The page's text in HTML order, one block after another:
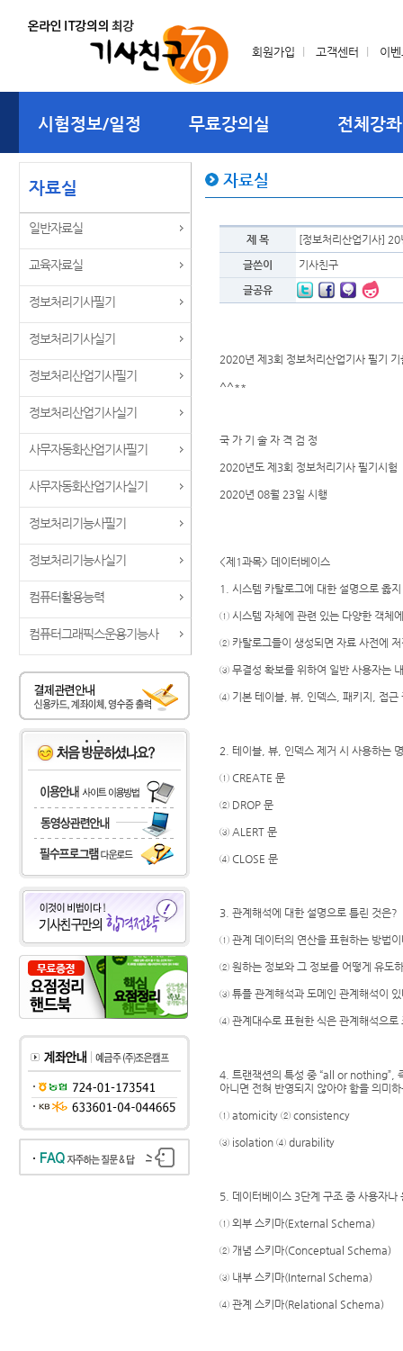
회원가입 고객센터 이
시험정보/일정 무료강의실 전체강좌
자료실
일반자료실
교육자료실
정보처리기사필기
정보처리기사실기
정보처리산업기사필기
정보처리산업기사실기
사무자동화산업기사필기
사무자동화산업기사실기
정보처리기능사필기
정보처리기능사실기
컴퓨터활용능력
컴퓨터그래픽스운용기능사
자료실
제 목
[정보처리산업기사]
글쓴이
기사친구
글공유
2020년 제3회 정보처리산업기사 필기
^^**
국 가 기 술 자 격 검 정
2020년도 제3회 정보처리기사 필기시험
2020년 08월 23일 시행
<제1과목> 데이터베이스
1. 시스템 카탈로그에 대한 설명으로 옳
① 시스템 자체에 관련 있는 다양한 객체
② 카탈로그들이 생성되면 자료 사전에
③ 무결성 확보를 위하여 일반 사용자는
④ 기본 테이블, 뷰, 인덱스, 패키지, 접근
2. 테이블, 뷰, 인덱스 제거 시 사용하는
① CREATE 문
② DROP 문
③ ALERT 문
④ CLOSE 문
3. 관계해석에 대한 설명으로 틀린 것은?
① 관계 데이터의 연산을 표현하는 방법
② 원하는 정보와 그 정보를 어떻게 유도
③ 튜플 관계해석과 도메인 관계해석이
④ 관계대수로 표현한 식은 관계해석으로
4. 트랜잭션의 특성 중 “all or nothing”,
아니면 전혀 반영되지 않아야 함을 의미
① atomicity ② consistency
③ isolation ④ durability
5. 데이터베이스 3단계 구조 중 사용자나
① 외부 스키마(External Schema)
② 개념 스키마(Conceptual Schema)
③ 내부 스키마(Internal Schema)
④ 관계 스키마(Relational Schema)